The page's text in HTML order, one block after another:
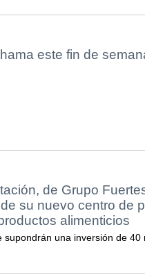
este fin de
de Grupo
su nuevo centro de
alimenticios
supondrán una inversión de